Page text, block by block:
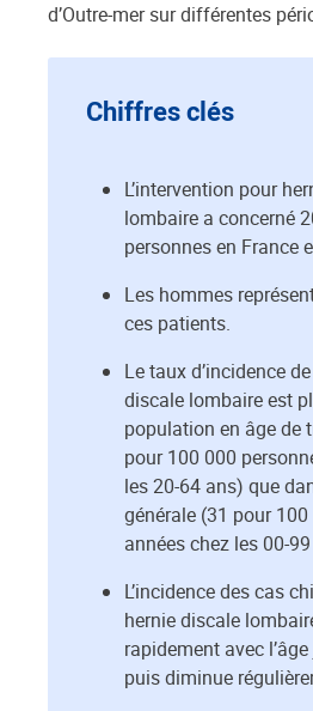
d’Outre-mer sur différentes
Chiffres clés
L’intervention pour
lombaire a concerné
personnes en France
Les hommes
ces patients.
Le taux d’incidence
discale lombaire est
population en âge de
pour 100 000
les 20-64 ans) que
générale (31 pour
années chez les 00-
L’incidence des cas
hernie discale
rapidement avec
puis diminue